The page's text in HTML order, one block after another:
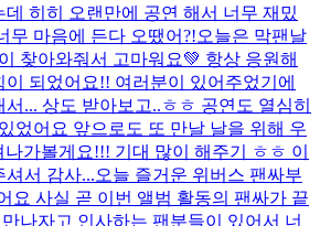
히히 오랜만에 공연 해서 너무 재밌
무 마음에 든다 오땠어?!오늘은 막팬날
찾아와줘서 고마워요💚 항상 응원해
되었어요!! 여러분이 있어주었기에
... 상도 받아보고..ㅎㅎ 공연도 열심히
었어요 앞으로도 또 만날 날을 위해 우
가볼게요!!! 기대 많이 해주기 ㅎㅎ 이
셔서 감사...오늘 즐거운 위버스 팬싸부
요 사실 곧 이번 앨범 활동의 팬싸가 끝
나자고 인사하는 팬분들이 있어서 너